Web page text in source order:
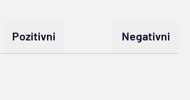
Pozitivni Negativni